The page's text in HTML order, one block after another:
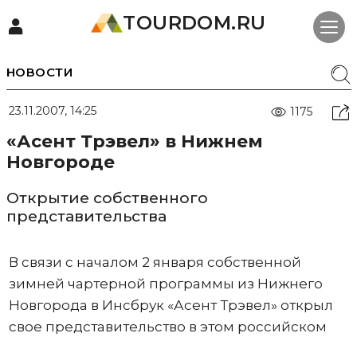
TOURDOM.RU
НОВОСТИ
23.11.2007, 14:25 1175
«Асент Трэвел» в Нижнем
Новгороде
Открытие собственного
представительства
В связи с началом 2 января собственной
зимней чартерной программы из Нижнего
Новгорода в Инсбрук «Асент Трэвел» открыл
свое представительство в этом российском